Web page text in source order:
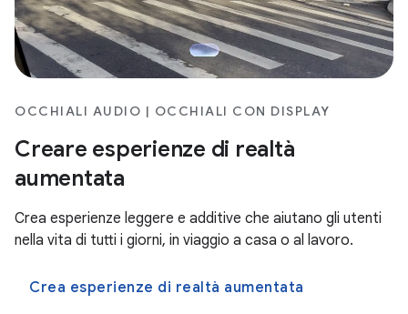
OCCHIALI AUDIO | OCCHIALI CON DISPLAY
Creare esperienze di realtà
aumentata
Crea esperienze leggere e additive che aiutano gli utenti
nella vita di tutti i giorni, in viaggio a casa o al lavoro.
Crea esperienze di realtà aumentata